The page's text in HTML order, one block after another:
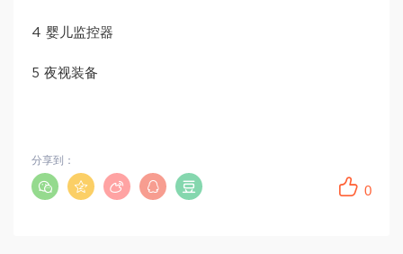
4 婴儿监控器
5 夜视装备
0
分享到：